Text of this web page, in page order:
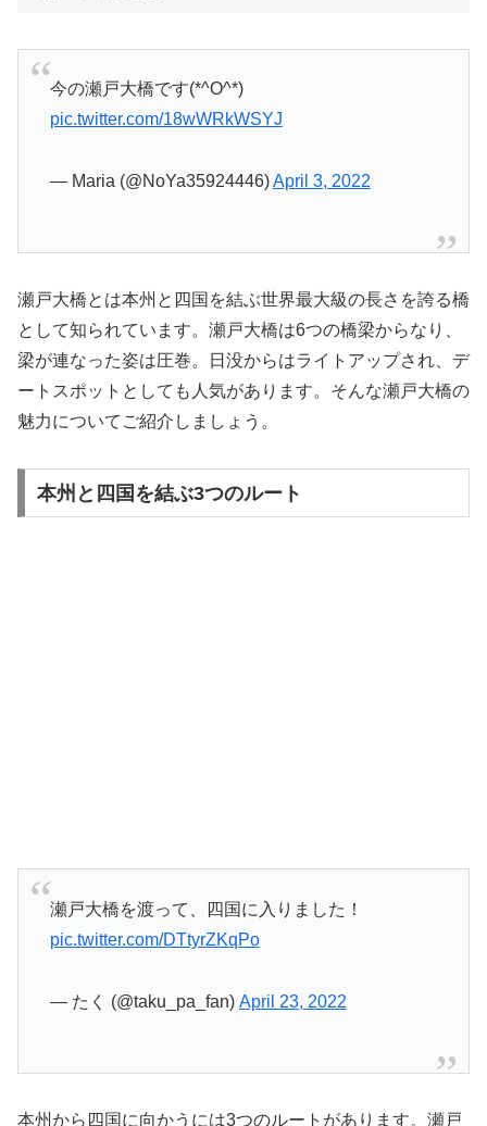
今の瀬戸大橋です(*^O^*)
pic.twitter.com/18wWRkWSYJ
— Maria (@NoYa35924446)April 3, 2022
瀬戸大橋とは本州と四国を結ぶ世界最大級の長さを誇る橋
として知られています。瀬戸大橋は6つの橋梁からなり、
梁が連なった姿は圧巻。日没からはライトアップされ、デ
ートスポットとしても人気があります。そんな瀬戸大橋の
魅力についてご紹介しましょう。
本州と四国を結ぶ3つのルート
瀬戸大橋を渡って、四国に入りました！
pic.twitter.com/DTtyrZKqPo
— たく (@taku_pa_fan) April 23, 2022
本州から四国に向かうには3つのルートがあります。瀬戸